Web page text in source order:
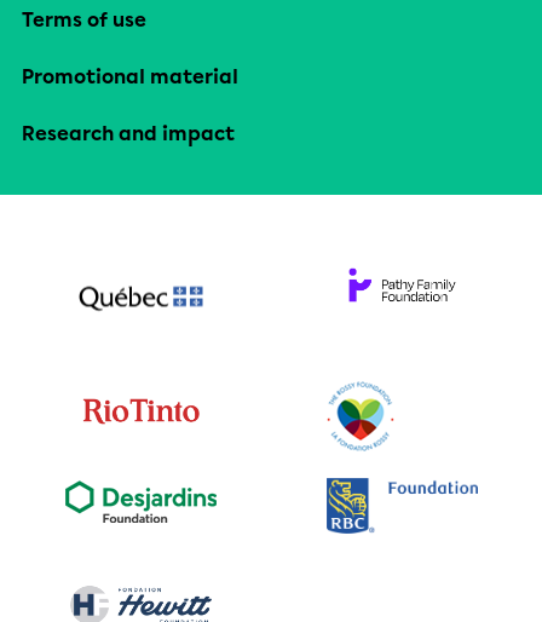
Terms of use
Promotional material
Research and impact